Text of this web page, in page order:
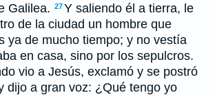
Galilea. 27Y saliendo él a tierra, le
de la ciudad un hombre que
ya de mucho tiempo; y no vestía
en casa, sino por los sepulcros.
vio a Jesús, exclamó y se postró
dijo a gran voz: ¿Qué tengo yo